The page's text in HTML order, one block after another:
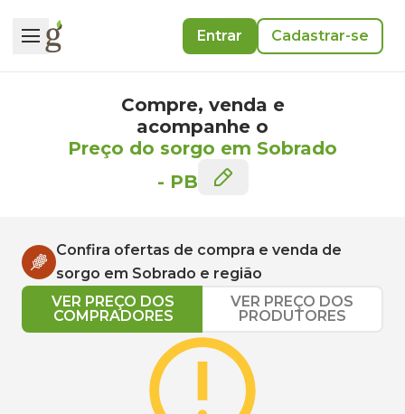
Entrar Cadastrar-se
Compre, venda e
acompanhe o
Preço do sorgo em Sobrado
- PB
Confira ofertas de compra e venda de
sorgo em Sobrado e região
VER PREÇO DOS
COMPRADORES
VER PREÇO DOS
PRODUTORES